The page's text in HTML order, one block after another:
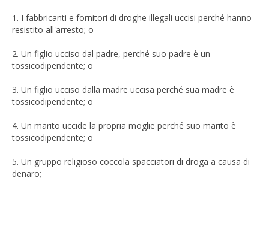
1. I fabbricanti e fornitori di droghe illegali uccisi perché hanno
resistito all'arresto; o
2. Un figlio ucciso dal padre, perché suo padre è un
tossicodipendente; o
3. Un figlio ucciso dalla madre uccisa perché sua madre è
tossicodipendente; o
4. Un marito uccide la propria moglie perché suo marito è
tossicodipendente; o
5. Un gruppo religioso coccola spacciatori di droga a causa di
denaro;